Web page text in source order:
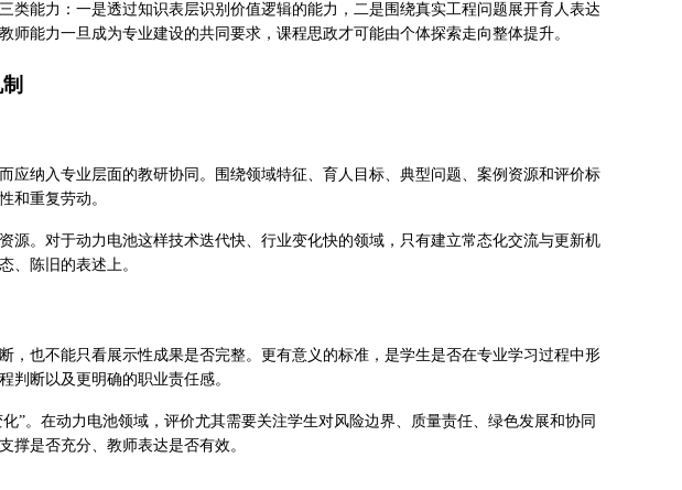
类能力：一是透过知识表层识别价值逻辑的能力，二是围绕真实工程问题展开育人表达
能力一旦成为专业建设的共同要求，课程思政才可能由个体探索走向整体提升。
应纳入专业层面的教研协同。围绕领域特征、育人目标、典型问题、案例资源和评价标
和重复劳动。
源。对于动力电池这样技术迭代快、行业变化快的领域，只有建立常态化交流与更新机
、陈旧的表述上。
，也不能只看展示性成果是否完整。更有意义的标准，是学生是否在专业学习过程中形
判断以及更明确的职业责任感。
”。在动力电池领域，评价尤其需要关注学生对风险边界、质量责任、绿色发展和协同
撑是否充分、教师表达是否有效。